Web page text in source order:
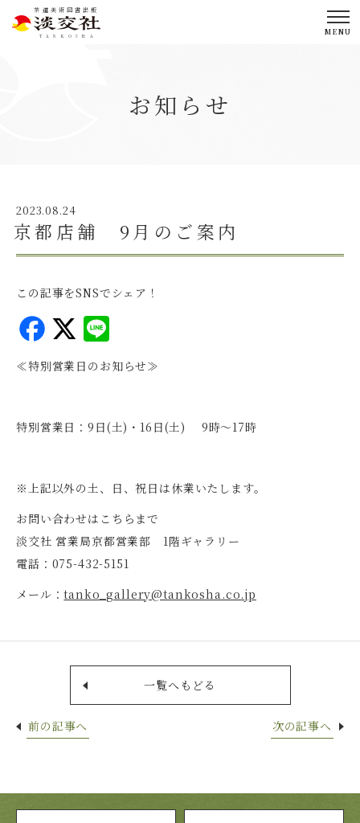
茶道美術図書出版
TANKOSHA MENU
お知らせ
2023.08.24
京都店舗 9月のご案内
この記事をSNSでシェア！
F
a
c
b
o
k
X
i
n
≪特別営業日のお知らせ≫
特別営業日：9日(土)・16日(土) 9時～17時
※上記以外の土、日、祝日は休業いたします。
お問い合わせはこちらまで
淡交社 営業局京都営業部 1階ギャラリー
電話：075-432-5151
メール：tanko_gallery@tankosha.co.jp
前の記事へ
一覧へもどる
次の記事へ